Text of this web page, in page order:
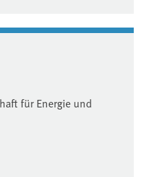
für Energie und